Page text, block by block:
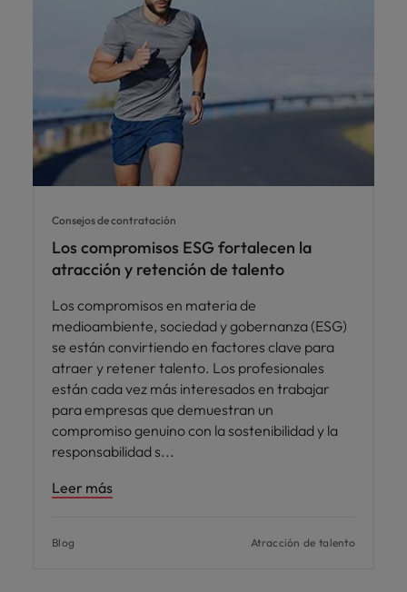
Consejos de contratación
Los compromisos ESG fortalecen la
atracción y retención de talento
Los compromisos en materia de
medioambiente, sociedad y gobernanza (ESG)
se están convirtiendo en factores clave para
atraer y retener talento. Los profesionales
están cada vez más interesados en trabajar
para empresas que demuestran un
compromiso genuino con la sostenibilidad y la
responsabilidad s
Leer más
Blog Atracción de talento